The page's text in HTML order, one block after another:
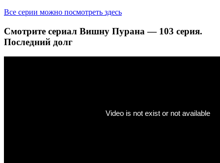
Все серии можно посмотреть здесь
Смотрите сериал Вишну Пурана — 103 серия.
Последний долг